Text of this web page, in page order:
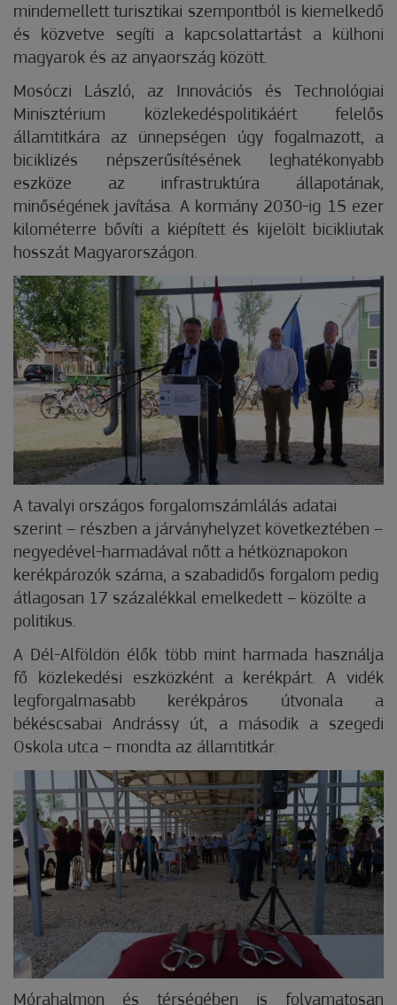
mindemellett turisztikai szempontból is kiemelkedő
és közvetve segíti a kapcsolattartást a külhoni
magyarok és az anyaország között.
Mosóczi László, az Innovációs és Technológiai
Minisztérium közlekedéspolitikáért felelős
államtitkára az ünnepségen úgy fogalmazott, a
biciklizés népszerűsítésének leghatékonyabb
eszköze az infrastruktúra állapotának,
minőségének javítása. A kormány 2030-ig 15 ezer
kilométerre bővíti a kiépített és kijelölt bicikliutak
hosszát Magyarországon.
A tavalyi országos forgalomszámlálás adatai
szerint – részben a járványhelyzet következtében –
negyedével-harmadával nőtt a hétköznapokon
kerékpározók száma, a szabadidős forgalom pedig
átlagosan 17 százalékkal emelkedett – közölte a
politikus.
A Dél-Alföldön élők több mint harmada használja
fő közlekedési eszközként a kerékpárt. A vidék
legforgalmasabb kerékpáros útvonala a
békéscsabai Andrássy út, a második a szegedi
Oskola utca – mondta az államtitkár.
Mórahalmon és térségében is folyamatosan